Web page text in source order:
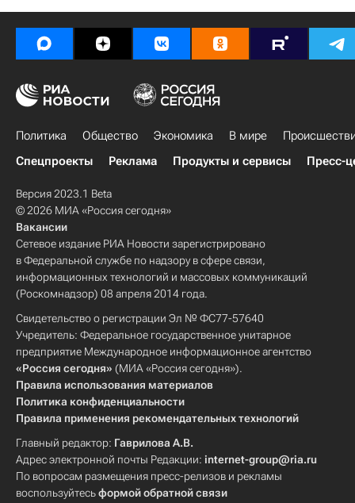
Политика Общество Экономика В мире
Спецпроекты
Реклама Продукты и сервисы Пресс-
Версия 2023.1 Beta
© 2026 МИА «Россия сегодня»
Вакансии
Сетевое издание РИА Новости зарегистрировано
в Федеральной службе по надзору в сфере связи,
информационных технологий и массовых коммуникаций
(Роскомнадзор) 08 апреля 2014 года.
Свидетельство о регистрации Эл № ФС77-57640
Учредитель: Федеральное государственное унитарное
предприятие Международное информационное агентство
«Россия сегодня» (МИА «Россия сегодня»).
Правила использования материалов
Политика конфиденциальности
Правила применения рекомендательных технологий
Главный редактор: Гаврилова А.В.
Адрес электронной почты Редакции: internet-group@ria.ru
По вопросам размещения пресс-релизов и рекламы
воспользуйтесьформой обратной связи